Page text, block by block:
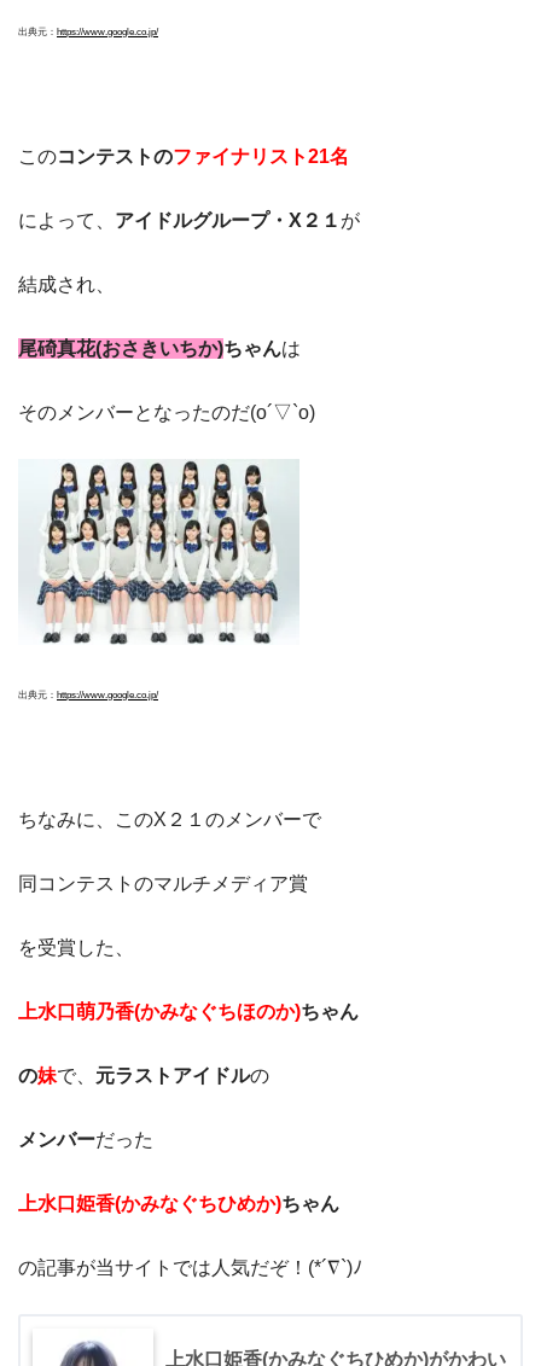
出典元： https://www.google.co.jp/
このコンテストのファイナリスト21名
によって、 アイドルグループ・X２１ が
結成され、
尾碕真花(おさきいちか)ちゃんは
そのメンバーとなったのだ(o´▽`o)
出典元： https://www.google.co.jp/
ちなみに、このX２１のメンバーで
同コンテストのマルチメディア賞
を受賞した、
上水口萌乃香(かみなぐちほのか)ちゃん
の妹で、 元ラストアイドルの
メンバーだった
上水口姫香(かみなぐちひめか)ちゃん
の記事が当サイトでは人気だぞ！(*´∇`)ﾉ
上水口姫香(かみなぐちひめか)がかわい